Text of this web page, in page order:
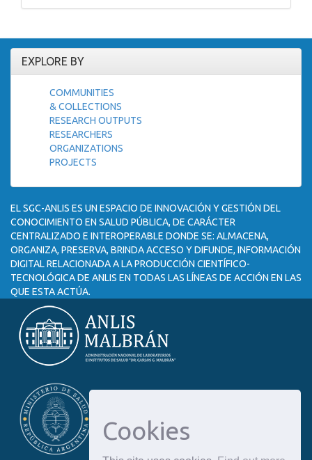
Cookies
EXPLORE BY
COMMUNITIES
& COLLECTIONS
RESEARCH OUTPUTS
RESEARCHERS
ORGANIZATIONS
PROJECTS
EL SGC-ANLIS ES UN ESPACIO DE INNOVACIÓN Y GESTIÓN DEL
CONOCIMIENTO EN SALUD PÚBLICA, DE CARÁCTER
CENTRALIZADO E INTEROPERABLE DONDE SE: ALMACENA,
ORGANIZA, PRESERVA, BRINDA ACCESO Y DIFUNDE, INFORMACIÓN
DIGITAL RELACIONADA A LA PRODUCCIÓN CIENTÍFICO-
TECNOLÓGICA DE ANLIS EN TODAS LAS LÍNEAS DE ACCIÓN EN LAS
QUE ESTA ACTÚA.